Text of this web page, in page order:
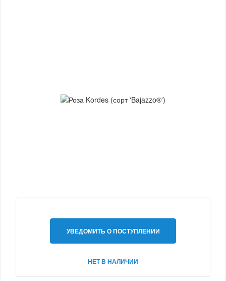
УВЕДОМИТЬ О ПОСТУПЛЕНИИ
НЕТ В НАЛИЧИИ